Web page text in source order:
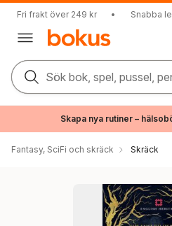
Fri frakt över 249 kr • Snabba
Sök bok, spel, pussel,
Skapa nya rutiner –
Fantasy, SciFi och skräck Skräck